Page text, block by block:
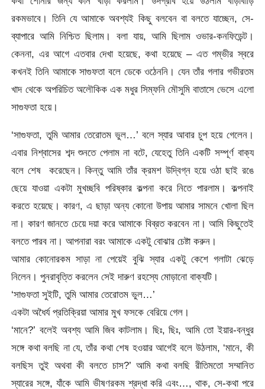
রকমভাবে। তিনি যে আমাকে অবশ্যই কিছু বলবেন বা বলতে যাচ্ছেন, সে-
ব্যাপারে আমি নিশ্চিত ছিলাম। বলা যায়, আমি ছিলাম ওভার-কনফিডেন্ট।
কেননা, এর আগে এতবার দেখা হয়েছে, কথা হয়েছে – এত গম্ভীর স্বরে
কখনই তিনি আমাকে সাগুফতা বলে ডেকে ওঠেননি। যেন তাঁর গলার গভীরতম
খাদ থেকে অপরিচিত অলৌকিক এক মধুর সিম্ফনি মৌসুমি বাতাসে ভেসে এলো
সাগুফতা হয়ে।
‘সাগুফতা, তুমি আমার তেরোতম ভুল…’ বলে স্যার আবার চুপ হয়ে গেলেন।
এবার নিশ্বাসের শব্দ শুনতে পেলাম না বটে, যেহেতু তিনি একটি সম্পূর্ণ বাক্য
বলে শেষ করেছেন। কিন্তু আমি তাঁর ক্রমশ উদ্বিগ্ন হয়ে ওঠা ছাই রঙে
ছেয়ে যাওয়া একটা মুখচ্ছবি পরিষ্কার কল্পনা করে নিতে পারলাম। কল্পনাই
করতে হয়েছে। কারণ, এ ছাড়া অন্য কোনো উপায় আমার সামনে খোলা ছিল
না। কারণ জানতে চেয়ে দয়া করে আমাকে বিব্রত করবেন না। আমি কিছুতেই
বলতে পারব না। আপনারা বরং আমাকে একটু বোঝার চেষ্টা করুন।
আমার কোনোরকম সাড়া না পেয়েই বুঝি স্যার একটু কেশে গলাটা ঝেড়ে
নিলেন। পুনরাবৃত্তি করলেন সেই দারুণ রহস্যে মোড়ানো বাক্যটি।
‘সাগুফতা সুইটি, তুমি আমার তেরোতম ভুল…’
একটা অধৈর্য প্রতিক্রিয়া আমার মুখ ফসকে বেরিয়ে গেল।
‘মানে?’ বলেই অবশ্য আমি জিব কাটলাম। ছিঃ, ছিঃ, আমি তো ইয়ার-বন্ধুর
সঙ্গে কথা বলছি না যে, তাঁর কথা শেষ হওয়ার আগেই বলে উঠলাম, ‘মানে, কী
বলছিস তুই অথবা কী বলতে চাস?’ আমি কথা বলছি রীতিমতো সম্মানিত
স্যারের সঙ্গে, যাঁকে আমি ভীষণরকম শ্রদ্ধা করি এবং…, থাক, সে-কথা পরে